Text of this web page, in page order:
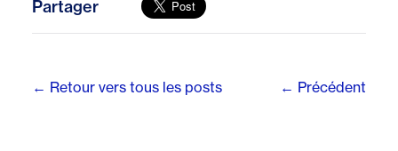
Partager
← Retour vers tous les posts ← Précédent